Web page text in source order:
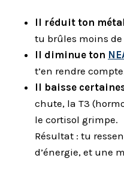
Il réduit ton
tu brûles moins
Il diminue ton
t’en rendre
Il baisse
chute, la T3
le cortisol grimpe.
Résultat : tu
d’énergie, et une